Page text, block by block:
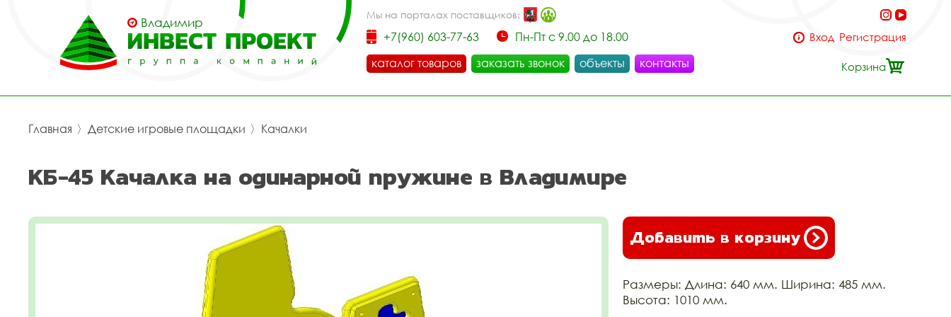
Владимир
Мы на порталах поставщиков:
+7(960) 603-77-63
Пн-Пт с 9.00 до 18.00
каталог товаров
заказать звонок объекты контакты
Вход Регистрация
Корзина
Главная 〉 Детские игровые площадки 〉 Качалки
КБ-45 Качалка на одинарной пружине в Владимире
Добавить в корзину
Размеры: Длина: 640 мм. Ширина: 485 мм.
Высота: 1010 мм.